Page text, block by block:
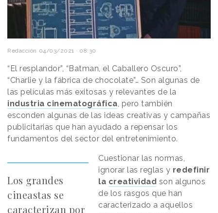
Redacción 04/03/2021 · 08:30
“El resplandor”, “Batman, el Caballero Oscuro”,
“Charlie y la fábrica de chocolate”… Son algunas de
las películas más exitosas y relevantes de la
industria cinematográfica, pero también
esconden algunas de las ideas creativas y campañas
publicitarias que han ayudado a repensar los
fundamentos del sector del entretenimiento.
Los grandes
cineastas se
caracterizan por
Cuestionar las normas,
ignorar las reglas y redefinir
la creatividad son algunos
de los rasgos que han
caracterizado a aquellos